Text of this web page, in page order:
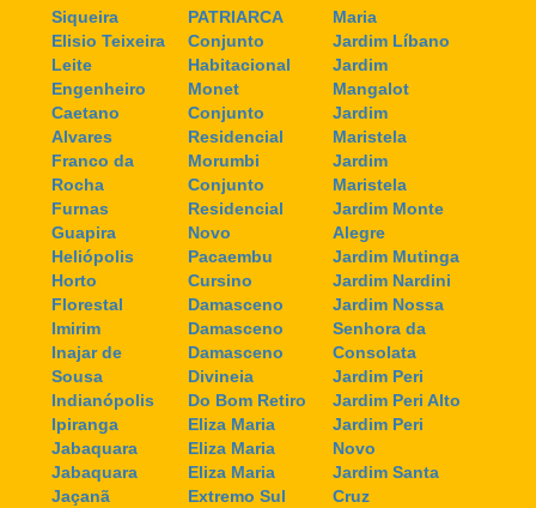
Siqueira
Elisio Teixeira
Leite
Engenheiro
Caetano
Alvares
Franco da
Rocha
Furnas
Guapira
Heliópolis
Horto
Florestal
Imirim
Inajar de
Sousa
Indianópolis
Ipiranga
Jabaquara
Jabaquara
Jaçanã
PATRIARCA
Conjunto
Habitacional
Monet
Conjunto
Residencial
Morumbi
Conjunto
Residencial
Novo
Pacaembu
Cursino
Damasceno
Damasceno
Damasceno
Divineia
Do Bom Retiro
Eliza Maria
Eliza Maria
Eliza Maria
Extremo Sul
Maria
Jardim Líbano
Jardim
Mangalot
Jardim
Maristela
Jardim
Maristela
Jardim Monte
Alegre
Jardim Mutinga
Jardim Nardini
Jardim Nossa
Senhora da
Consolata
Jardim Peri
Jardim Peri Alto
Jardim Peri
Novo
Jardim Santa
Cruz